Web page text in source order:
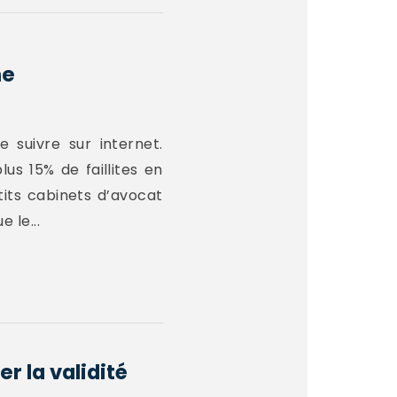
suivre sur internet.
15% de faillites en
cabinets d’avocat
le...
la validité